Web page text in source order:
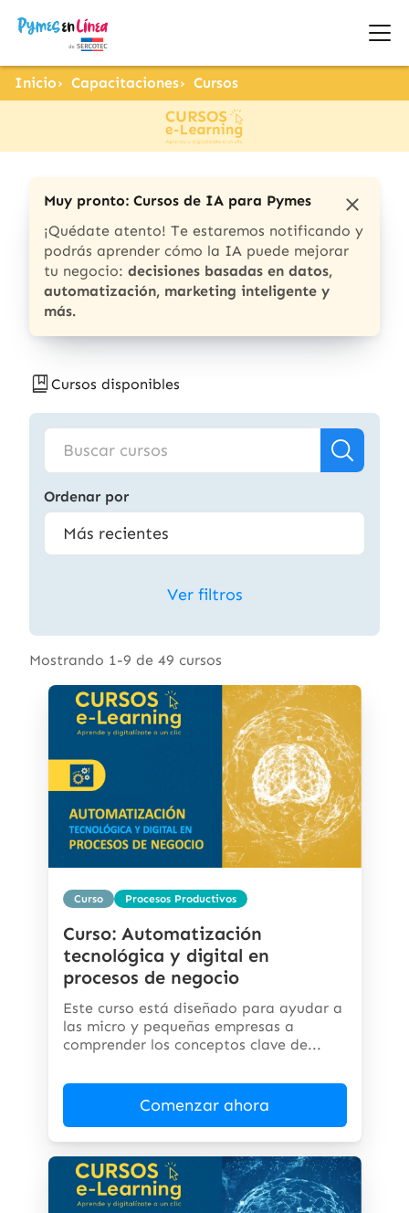
Inicio Capacitaciones Cursos
Muy pronto: Cursos de IA para Pymes
¡Quédate atento! Te estaremos notificando y
podrás aprender cómo la IA puede mejorar
tu negocio: decisiones basadas en datos,
automatización, marketing inteligente y
más.
Cursos disponibles
Ordenar por
Ver filtros
Mostrando 1-9 de 49 cursos
Curso Procesos Productivos
Curso: Automatización
tecnológica y digital en
procesos de negocio
Este curso está diseñado para ayudar a
las micro y pequeñas empresas a
comprender los conceptos clave de...
Comenzar ahora